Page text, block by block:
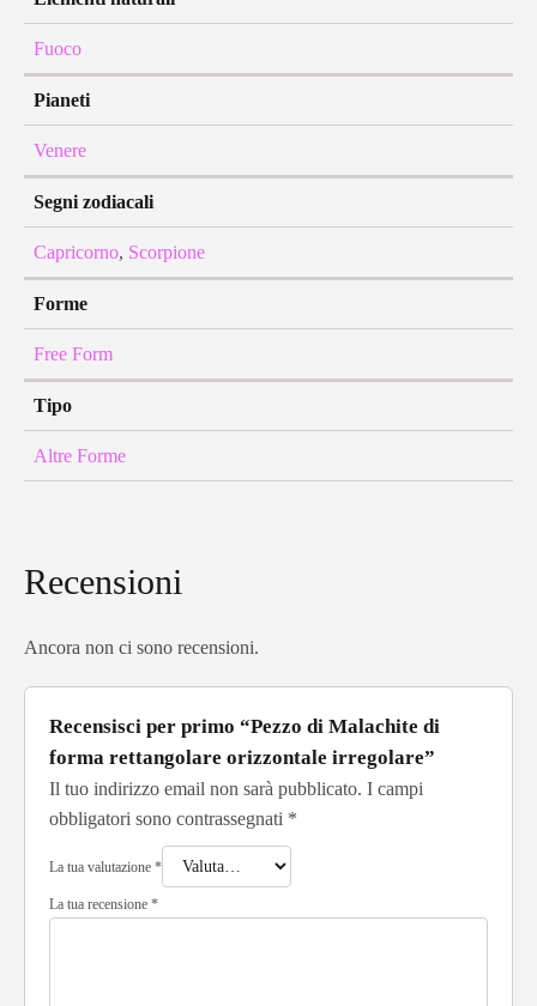
Fuoco
Pianeti
Venere
Segni zodiacali
Capricorno, Scorpione
Forme
Free Form
Tipo
Altre Forme
Recensioni
Ancora non ci sono recensioni.
Recensisci per primo “Pezzo di Malachite di
forma rettangolare orizzontale irregolare”
Il tuo indirizzo email non sarà pubblicato. I campi
obbligatori sono contrassegnati *
La tua valutazione *
La tua recensione *